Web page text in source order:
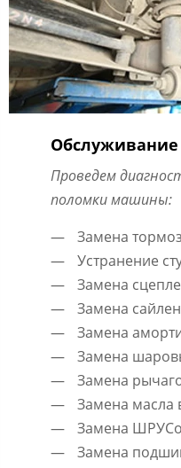
Обслуживание
Проведем
поломки машины:
Замена
Устранение
Замена
Замена
Замена
Замена
Замена
Замена масла
Замена
Замена